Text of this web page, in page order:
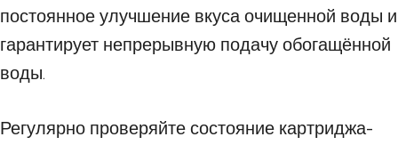
постоянное улучшение вкуса очищенной воды и
гарантирует непрерывную подачу обогащённой
воды.
Регулярно проверяйте состояние картриджа-